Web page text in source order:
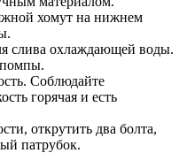
хомут на нижнем
слива охлаждающей воды.
помпы.
Соблюдайте
горячая и есть
открутить два болта,
патрубок.